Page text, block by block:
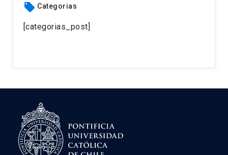
local_offer Categorias
[categorias_post]